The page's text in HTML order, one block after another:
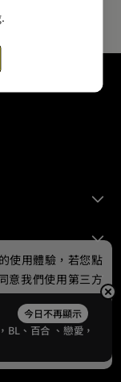
Co., Ltd.
今日不再顯示
BL、 百合 、戀愛，
使用體驗，若您點
意我們使用第三方